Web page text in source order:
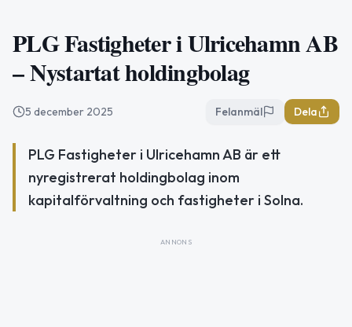
PLG Fastigheter i Ulricehamn AB
– Nystartat holdingbolag
5 december 2025 Felanmäl Dela
PLG Fastigheter i Ulricehamn AB är ett
nyregistrerat holdingbolag inom
kapitalförvaltning och fastigheter i Solna.
ANNONS